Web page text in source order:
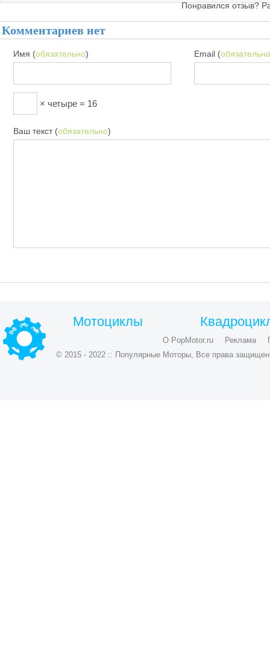
Понравился отзыв?
Комментариев нет
Имя (обязательно) Email (обязательно
× четыре = 16
Ваш текст (обязательно)
Мотоциклы
О PopMotor.ru Реклама
© 2015 - 2022 :: Популярные Моторы, Все права